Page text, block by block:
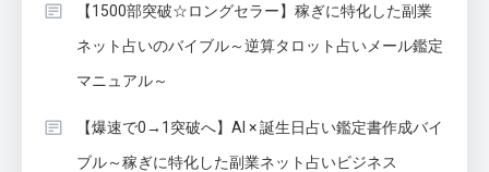
【1500部突破☆ロングセラー】稼ぎに特化した副業
ネット占いのバイブル～逆算タロット占いメール鑑定
マニュアル～
【爆速で0→1突破へ】AI × 誕生日占い鑑定書作成バイ
ブル～稼ぎに特化した副業ネット占いビジネス